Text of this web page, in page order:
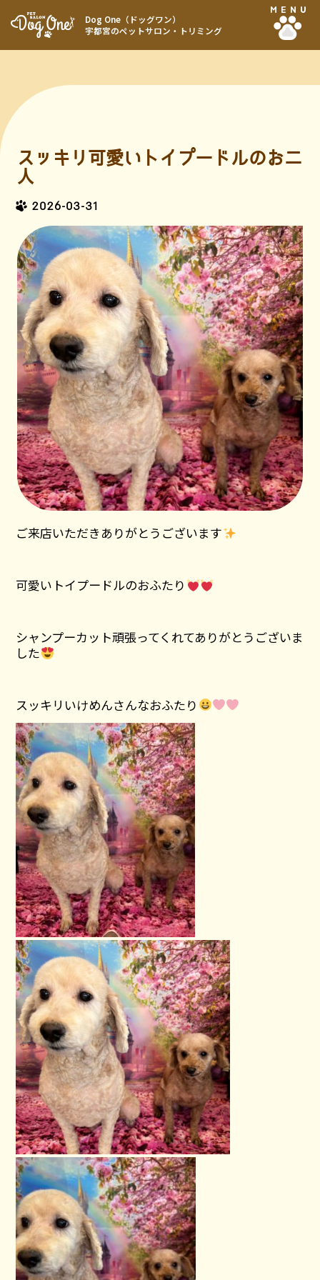
Dog One（ドッグワン）
宇都宮のペットサロン・トリミング
MENU
スッキリ可愛いトイプードルのお二
人
2026-03-31
ご来店いただきありがとうございます
可愛いトイプードルのおふたり
シャンプーカット頑張ってくれてありがとうございま
した
スッキリいけめんさんなおふたり